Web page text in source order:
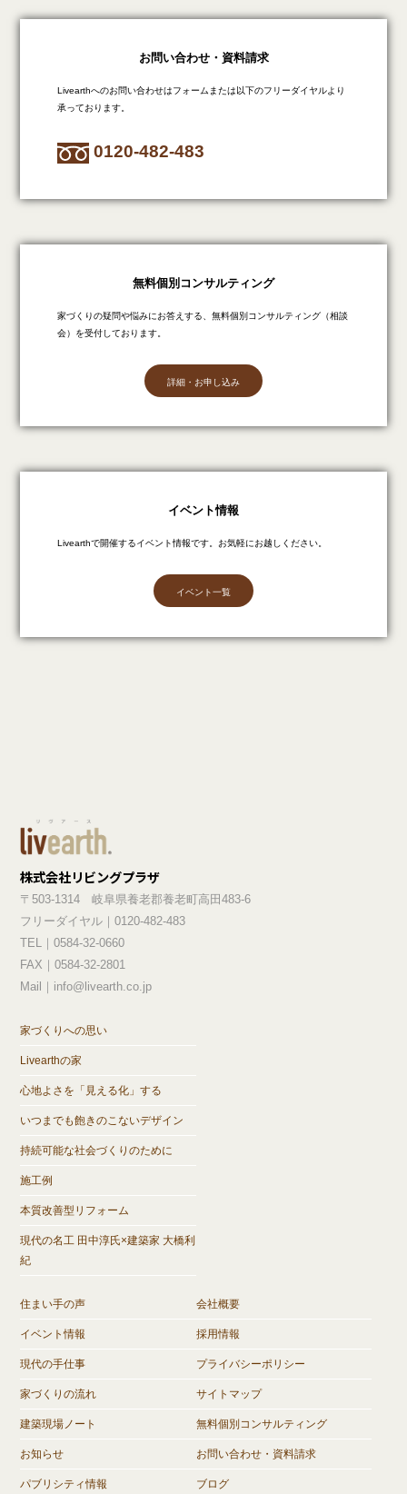
お問い合わせ・資料請求
Livearthへのお問い合わせはフォームまたは以下のフリーダイヤルより
承っております。
0120-482-483
無料個別コンサルティング
家づくりの疑問や悩みにお答えする、無料個別コンサルティング（相談
会）を受付しております。
詳細・お申し込み
イベント情報
Livearthで開催するイベント情報です。お気軽にお越しください。
イベント一覧
株式会社リビングプラザ
〒503-1314 岐阜県養老郡養老町高田483-6
フリーダイヤル｜0120-482-483
TEL｜0584-32-0660
FAX｜0584-32-2801
Mail｜info@livearth.co.jp
家づくりへの思い
Livearthの家
心地よさを「見える化」する
いつまでも飽きのこないデザイン
持続可能な社会づくりのために
施工例
本質改善型リフォーム
現代の名工 田中淳氏×建築家 大橋利
紀
住まい手の声
イベント情報
現代の手仕事
家づくりの流れ
建築現場ノート
お知らせ
パブリシティ情報
会社概要
採用情報
プライバシーポリシー
サイトマップ
無料個別コンサルティング
お問い合わせ・資料請求
ブログ